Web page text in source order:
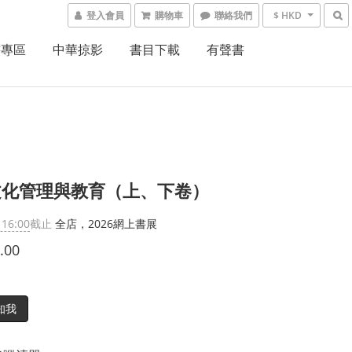
登入會員 購物車 聯絡我們 $ HKD
區 中華掠影 書目下載 有聲書
管理與教育（上、下卷）
截止 全店，2026網上書展
我